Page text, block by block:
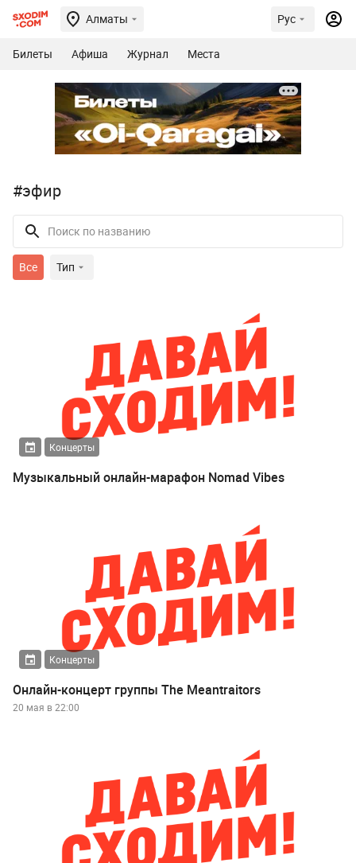
Алматы Рус
Билеты Афиша Журнал Места
#эфир
Все Тип
Концерты
Музыкальный онлайн-марафон Nomad Vibes
Концерты
Онлайн-концерт группы The Meantraitors
20 мая в 22:00